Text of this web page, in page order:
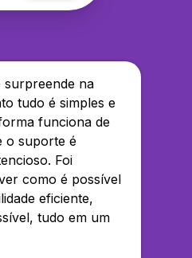
surpreende na
tudo é simples e
funciona de
o suporte é
Foi
como é possível
eficiente,
tudo em um